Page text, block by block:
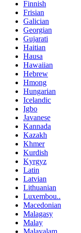
Finnish
Frisian
Galician
Georgian
Gujarati
Haitian
Hausa
Hawaiian
Hebrew
Hmong
Hungarian
Icelandic
Igbo
Javanese
Kannada
Kazakh
Khmer
Kurdish
Kyrgyz
Latin
Latvian
Lithuanian
Luxembou..
Macedonian
Malagasy
Malay
Malayalam